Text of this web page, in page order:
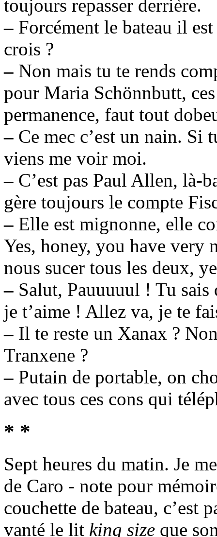
toujours repasser derrière.
– Forcément le bateau il
crois ?
– Non mais tu te rends
pour Maria Schönnbutt,
permanence, faut tout
– Ce mec c’est un nain. Si
viens me voir moi.
– C’est pas Paul Allen, là-
gère toujours le compte
– Elle est mignonne, elle
Yes, honey, you have very
nous sucer tous les deux,
– Salut, Pauuuuul ! Tu sais
je t’aime ! Allez va, je te
– Il te reste un Xanax ?
Tranxene ?
– Putain de portable, on
avec tous ces cons qui
* *
Sept heures du matin. Je
de Caro - note pour
couchette de bateau, c’est
vanté le lit king size que